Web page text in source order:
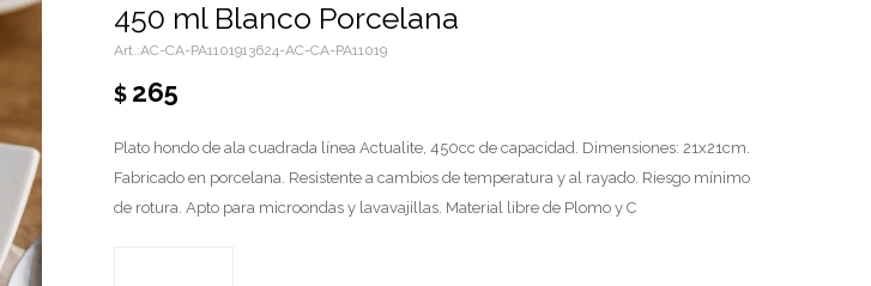
450 ml Blanco Porcelana
AC-CA-PA1101913624-AC-CA-PA11019
$ 265
Plato hondo de ala cuadrada línea Actualite, 450cc de capacidad. Dimensiones: 21x21cm.
Fabricado en porcelana. Resistente a cambios de temperatura y al rayado. Riesgo mínimo
de rotura. Apto para microondas y lavavajillas. Material libre de Plomo y C